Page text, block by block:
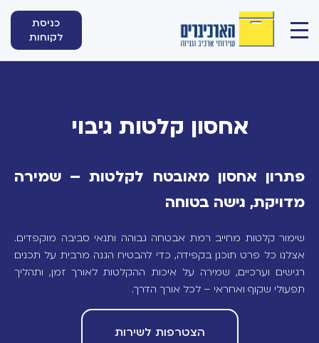
כניסת
לקוחות
אחסון קלטות גיבוי
פתרון אחסון מאובטח לקלטות – שמירה
מדויקת, גישה בטוחה
שימור קלטות מחייב רמת אבטחה גבוהה ותנאי סביבה מוקפדים.
אצלנו כל פרט תוכנן בקפידה, כדי להבטיח הגנה מרבית על תכנים
רגישים וערכיים, שמירה על איכות ההקלטות לאורך זמן, ותהליך
תפעולי שקוף ואחראי – לכל אורך הדרך.
הצטרפות לשירות